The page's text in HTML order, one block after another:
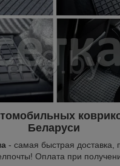
Беларуси
- самая быстрая доставка,
Оплата при